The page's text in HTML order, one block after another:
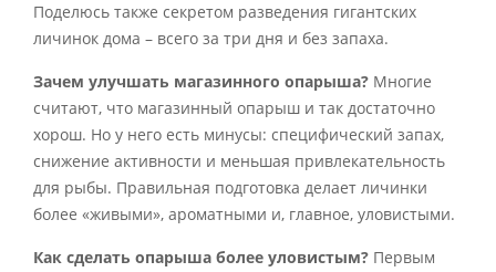
Поделюсь также секретом разведения гигантских
личинок дома – всего за три дня и без запаха.
Зачем улучшать магазинного опарыша? Многие
считают, что магазинный опарыш и так достаточно
хорош. Но у него есть минусы: специфический запах,
снижение активности и меньшая привлекательность
для рыбы. Правильная подготовка делает личинки
более «живыми», ароматными и, главное, уловистыми.
Как сделать опарыша более уловистым? Первым